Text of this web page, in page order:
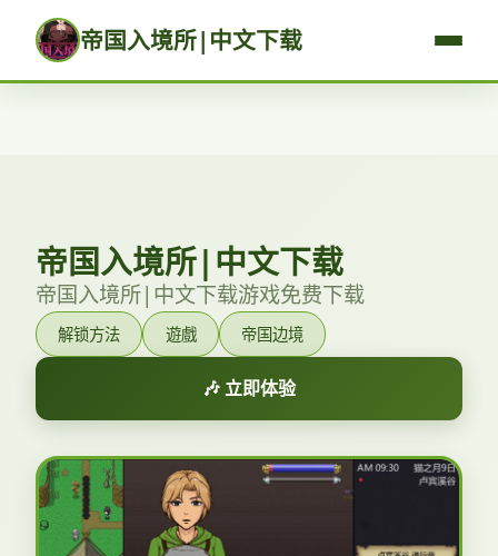
帝国入境所|中文下载
帝国入境所|中文下载
帝国入境所|中文下载游戏免费下载
解锁方法 遊戲 帝国边境
🎶 立即体验